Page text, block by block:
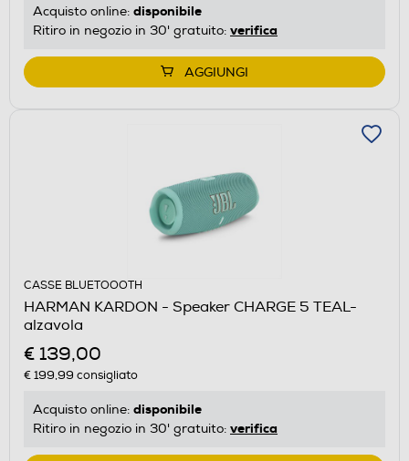
Acquisto online: disponibile
Ritiro in negozio in 30' gratuito: verifica
AGGIUNGI
CASSE BLUETOOOTH
HARMAN KARDON - Speaker CHARGE 5 TEAL-
alzavola
€ 139,00
€ 199,99 consigliato
Acquisto online: disponibile
Ritiro in negozio in 30' gratuito: verifica